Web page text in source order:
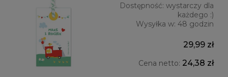
Dostępność: wystarczy dla
każdego :)
Wysyłka w: 48 godzin
29,99 zł
Cena netto: 24,38 zł